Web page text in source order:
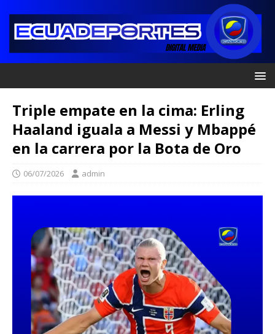
Triple empate en la cima: Erling
Haaland iguala a Messi y Mbappé
en la carrera por la Bota de Oro
06/07/2026 admin